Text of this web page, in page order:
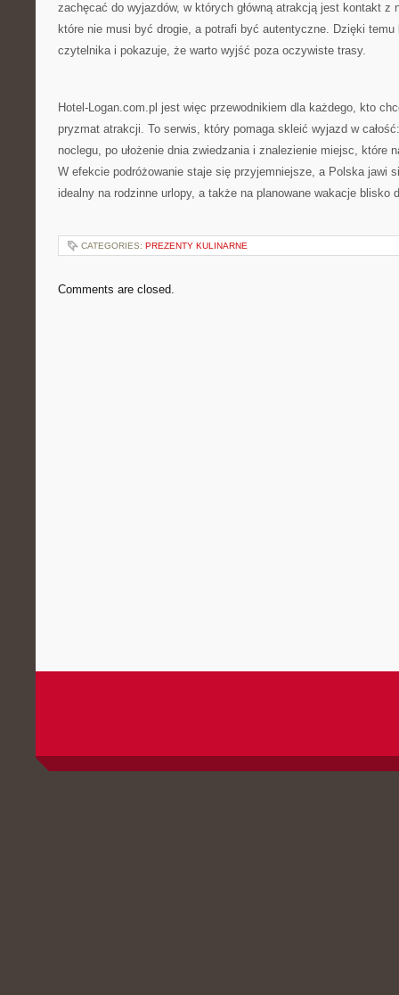
zachęcać do wyjazdów, w których główną atrakcją jest kontakt z
które nie musi być drogie, a potrafi być autentyczne. Dzięki temu
czytelnika i pokazuje, że warto wyjść poza oczywiste trasy.
Hotel-Logan.com.pl jest więc przewodnikiem dla każdego, kto
pryzmat atrakcji. To serwis, który pomaga skleić wyjazd w
noclegu, po ułożenie dnia zwiedzania i znalezienie miejsc, które
W efekcie podróżowanie staje się przyjemniejsze, a Polska jawi
idealny na rodzinne urlopy, a także na planowane wakacje blisko
CATEGORIES: PREZENTY KULINARNE
Comments are closed.